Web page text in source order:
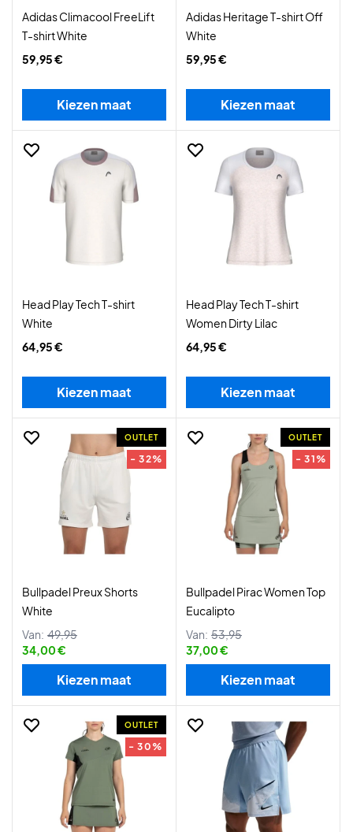
Adidas Climacool FreeLift
T-shirt White
59,95 €
Kiezen maat
Adidas Heritage T-shirt Off
White
59,95 €
Kiezen maat
Head Play Tech T-shirt
White
64,95 €
Kiezen maat
Head Play Tech T-shirt
Women Dirty Lilac
64,95 €
Kiezen maat
OUTLET
- 32%
Bullpadel Preux Shorts
White
Van: 49,95
34,00 €
Kiezen maat
OUTLET
- 31%
Bullpadel Pirac Women Top
Eucalipto
Van: 53,95
37,00 €
Kiezen maat
OUTLET
- 30%